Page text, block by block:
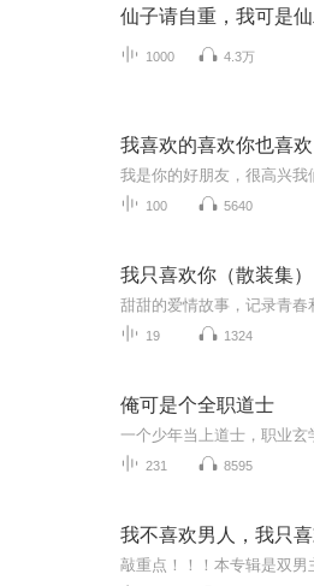
仙子请自重，我可是
1000 4.3万
我喜欢的喜欢你也喜欢
100 5640
我只喜欢你（散装集）
甜甜的爱情故事，记录青春
19 1324
俺可是个全职道士
231 8595